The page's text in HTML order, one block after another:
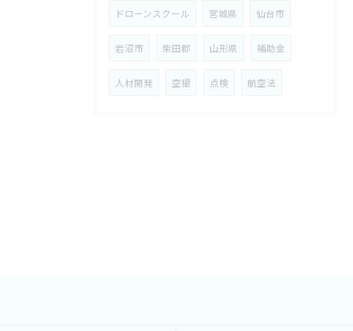
ドローンスクール 宮城県 仙台市
岩沼市 柴田郡 山形県 補助金
人材開発 空撮 点検 航空法